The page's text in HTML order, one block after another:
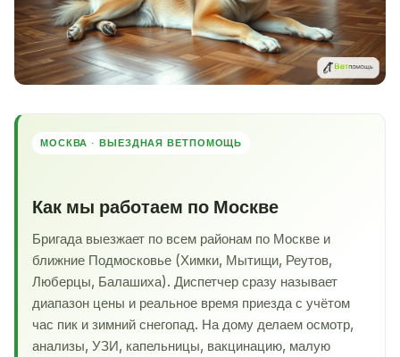
МОСКВА · ВЫЕЗДНАЯ ВЕТПОМОЩЬ
Как мы работаем по Москве
Бригада выезжает по всем районам по Москве и
ближние Подмосковье (Химки, Мытищи, Реутов,
Люберцы, Балашиха). Диспетчер сразу называет
диапазон цены и реальное время приезда с учётом
час пик и зимний снегопад. На дому делаем осмотр,
анализы, УЗИ, капельницы, вакцинацию, малую